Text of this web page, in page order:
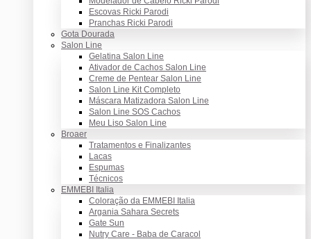
Escovas Ricki Parodi
Pranchas Ricki Parodi
Gota Dourada
Salon Line
Gelatina Salon Line
Ativador de Cachos Salon Line
Creme de Pentear Salon Line
Salon Line Kit Completo
Máscara Matizadora Salon Line
Salon Line SOS Cachos
Meu Liso Salon Line
Broaer
Tratamentos e Finalizantes
Lacas
Espumas
Técnicos
EMMEBI Italia
Coloração da EMMEBI Italia
Argania Sahara Secrets
Gate Sun
Nutry Care - Baba de Caracol